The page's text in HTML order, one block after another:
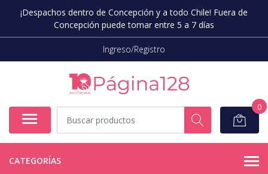
¡Despachos dentro de Concepción y a todo Chile! Fuera de
Concepción puede tomar entre 5 a 7 días
Ingreso/Registro
0
CATEGORÍAS